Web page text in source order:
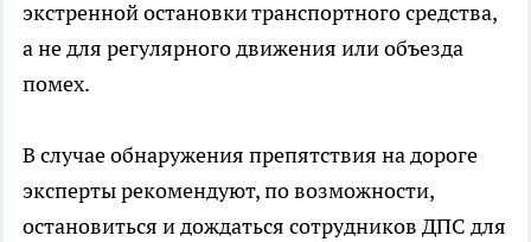
экстренной остановки транспортного средства,
а не для регулярного движения или объезда
помех.
В случае обнаружения препятствия на дороге
эксперты рекомендуют, по возможности,
остановиться и дождаться сотрудников ДПС для